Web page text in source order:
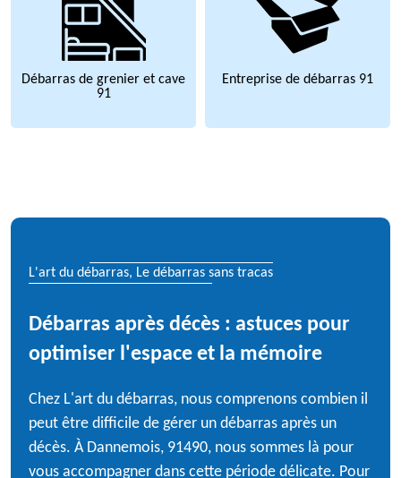
Débarras de grenier et cave
91
Entreprise de débarras 91
L'art du débarras, Le débarras sans tracas
Débarras après décès : astuces pour
optimiser l'espace et la mémoire
Chez L'art du débarras, nous comprenons combien il
peut être difficile de gérer un débarras après un
décès. À Dannemois, 91490, nous sommes là pour
vous accompagner dans cette période délicate. Pour